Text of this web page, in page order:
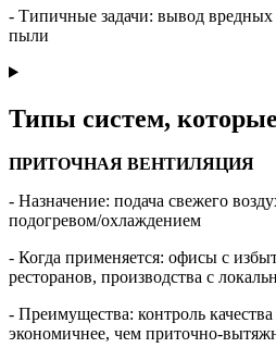
- Типичные задачи: вывод вредных
пыли
Типы систем,
ПРИТОЧНАЯ ВЕНТИЛЯЦИЯ
- Назначение: подача свежего
подогревом/охлаждением
- Когда применяется: офисы с
ресторанов, производства с
- Преимущества: контроль
экономичнее, чем приточно-